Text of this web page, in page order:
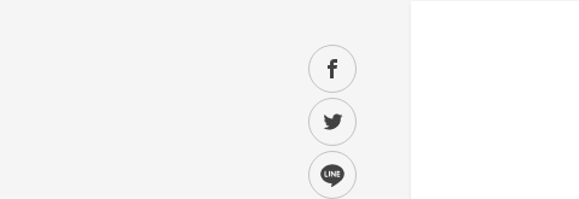
facebook
twitter
line